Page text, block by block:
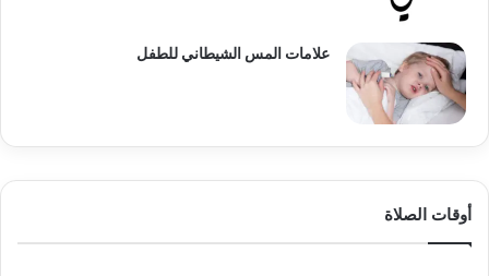
علامات المس الشيطاني للطفل
أوقات الصلاة